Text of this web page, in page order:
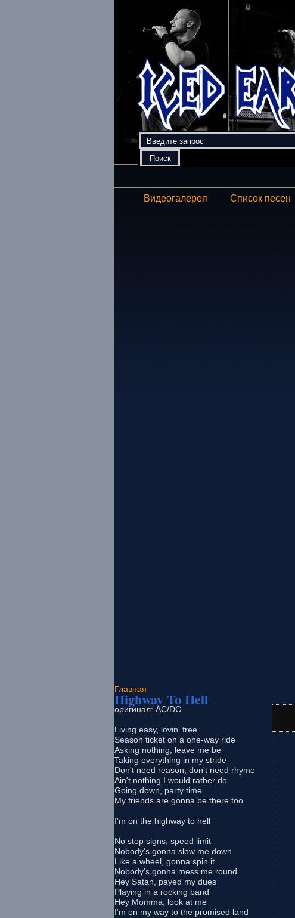
Видеогалерея Список песен
Главная
Highway To Hell
оригинал: AC/DC
Living easy, lovin' free
Season ticket on a one-way ride
Asking nothing, leave me be
Taking everything in my stride
Don't need reason, don't need rhyme
Ain't nothing I would rather do
Going down, party time
My friends are gonna be there too
I'm on the highway to hell
No stop signs, speed limit
Nobody's gonna slow me down
Like a wheel, gonna spin it
Nobody's gonna mess me round
Hey Satan, payed my dues
Playing in a rocking band
Hey Momma, look at me
I'm on my way to the promised land